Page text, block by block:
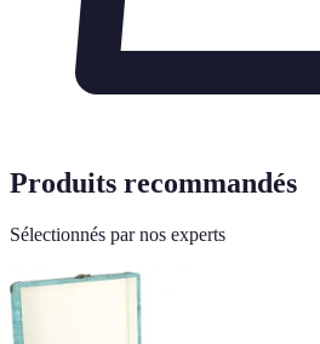
Produits recommandés
Sélectionnés par nos experts